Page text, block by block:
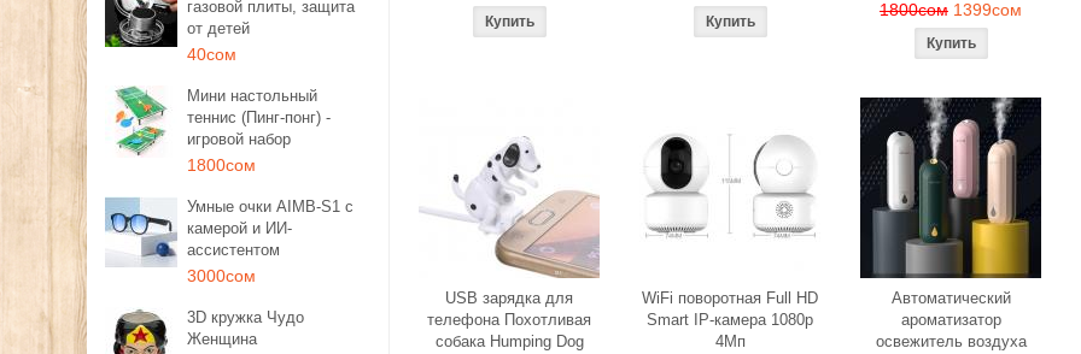
газовой плиты, защита
от детей
40сом
Мини настольный
теннис (Пинг-понг) -
игровой набор
1800сом
Умные очки AIMB-S1 с
камерой и ИИ-
ассистентом
3000сом
3D кружка Чудо
Женщина
1800сом 1399сом
USB зарядка для
телефона Похотливая
собака Humping Dog
WiFi поворотная Full HD
Smart IP-камера 1080p
4Мп
Автоматический
ароматизатор
освежитель воздуха